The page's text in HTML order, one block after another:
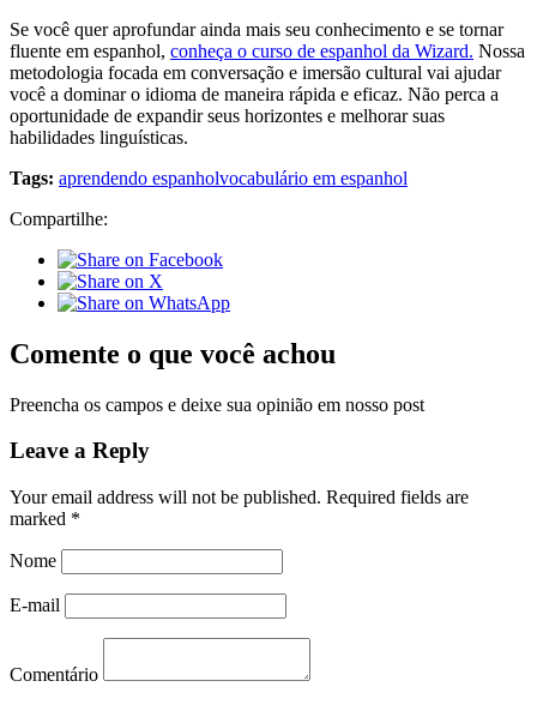
Se você quer aprofundar ainda mais seu conhecimento e se tornar
fluente em espanhol, conheça o curso de espanhol da Wizard. Nossa
metodologia focada em conversação e imersão cultural vai ajudar
você a dominar o idioma de maneira rápida e eficaz. Não perca a
oportunidade de expandir seus horizontes e melhorar suas
habilidades linguísticas.
Tags: aprendendo espanholvocabulário em espanhol
Compartilhe:
Comente o que você achou
Preencha os campos e deixe sua opinião em nosso post
Leave a Reply
Your email address will not be published. Required fields are
marked *
Nome
E-mail
Comentário